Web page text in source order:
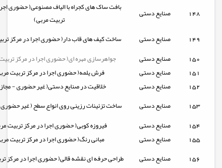
148
صنایع دستی
بافت ساک های کجراه با الیاف مصنوعی( حضوری
تربیت مربی)
149
صنایع دستی
ساخت کیف های قاب دار( حضوری اجرا در مرکز
150
صنایع دستی
جواهرسازی مهره ای( حضوری اجرا در مرکز
151
صنایع دستی
فرش یلمه( حضوری اجرا در مرکز تربیت
152
صنایع دستی
خلاقیت در صنایع دستی( غیر حضوری -
153
صنایع دستی
ساخت تزئینات رزینی روی انواع سطح ( غیر
154
صنایع دستی
فیروزه کوبی( حضوری اجرا در مرکز تربیت
155
صنایع دستی
مبانی رنگ( حضوری اجرا در مرکز تربیت
156
صنایع دستی
طراحی حرفه ای نقشه قالی( حضوری اجرا در مرکز